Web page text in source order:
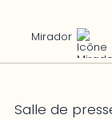
Mirador
Salle de